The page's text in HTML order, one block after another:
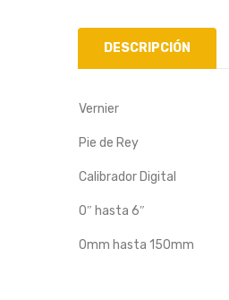
DESCRIPCIÓN
Vernier
Pie de Rey
Calibrador Digital
0″ hasta 6″
0mm hasta 150mm